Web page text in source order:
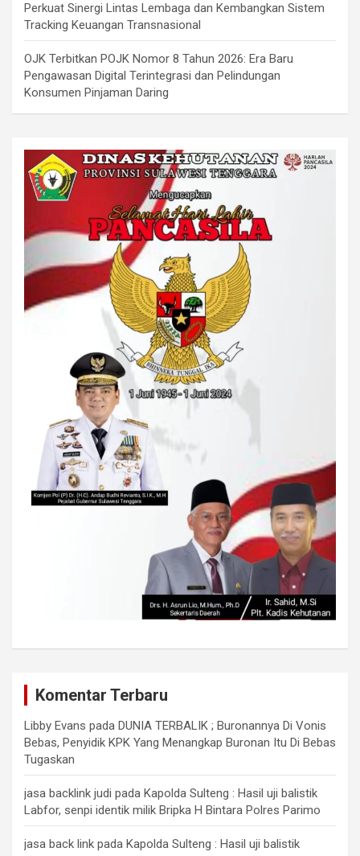
Perkuat Sinergi Lintas Lembaga dan Kembangkan Sistem
Tracking Keuangan Transnasional
OJK Terbitkan POJK Nomor 8 Tahun 2026: Era Baru
Pengawasan Digital Terintegrasi dan Pelindungan
Konsumen Pinjaman Daring
Komentar Terbaru
Libby Evans pada DUNIA TERBALIK ; Buronannya Di Vonis
Bebas, Penyidik KPK Yang Menangkap Buronan Itu Di Bebas
Tugaskan
jasa backlink judi pada Kapolda Sulteng : Hasil uji balistik
Labfor, senpi identik milik Bripka H Bintara Polres Parimo
jasa back link pada Kapolda Sulteng : Hasil uji balistik